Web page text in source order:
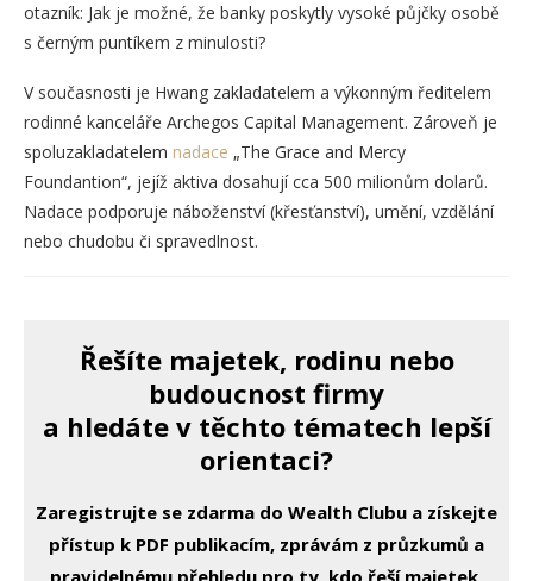
otazník: Jak je možné, že banky poskytly vysoké půjčky osobě
s černým puntíkem z minulosti?
V současnosti je Hwang zakladatelem a výkonným ředitelem
rodinné kanceláře Archegos Capital Management. Zároveň je
spoluzakladatelem nadace „The Grace and Mercy
Foundantion“, jejíž aktiva dosahují cca 500 milionům dolarů.
Nadace podporuje náboženství (křesťanství), umění, vzdělání
nebo chudobu či spravedlnost.
Řešíte majetek, rodinu nebo
budoucnost firmy
a hledáte v těchto tématech lepší
orientaci?
Zaregistrujte se zdarma do Wealth Clubu a získejte
přístup k PDF publikacím, zprávám z průzkumů a